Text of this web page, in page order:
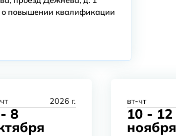
о повышении квалификации
2026 г.
8
вт-чт
10 - 12
ноября